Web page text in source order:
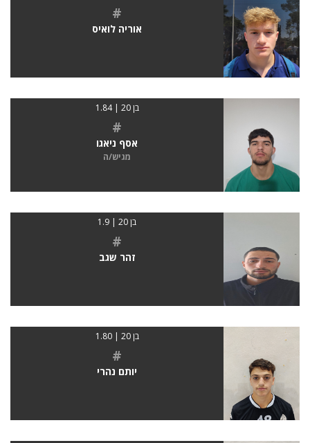
#
אוריה לואיס
בן 20 | 1.84
#
אסף ניאגו
מגיש/ה
בן 20 | 1.9
#
זהר שגב
בן 20 | 1.80
#
יותם נהרי